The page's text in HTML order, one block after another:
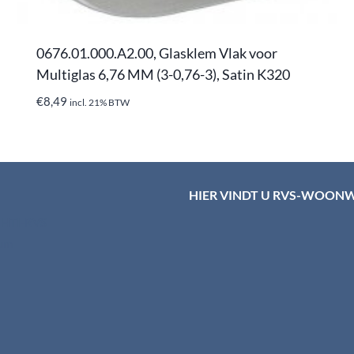
0676.01.000.A2.00, Glasklem Vlak voor
Multiglas 6,76 MM (3-0,76-3), Satin K320
€8,49 incl. 21% BTW
HIER VINDT U RVS-